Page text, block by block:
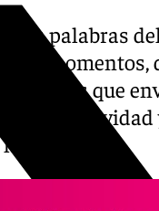
las palabras
momentos,
asuntos que
de la Navidad
esquina.